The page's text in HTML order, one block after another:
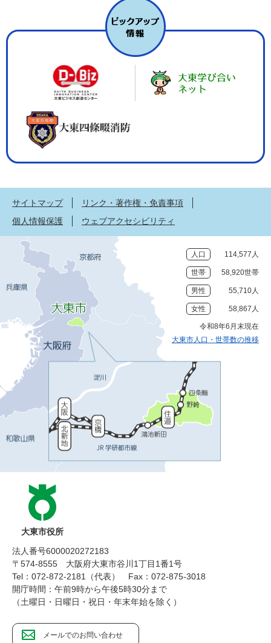
サイトマップ
リンク・著作権・免責事項
個人情報保護
ウェブアクセシビリティ
人口 114,577人
世帯 58,920世帯
男性 55,710人
女性 58,867人
令和8年6月末現在
大東市人口・世帯数の推移
大東市役所
法人番号6000020272183
〒574-8555 大阪府大東市谷川1丁目1番1号
Tel：072-872-2181（代表）
Fax：072-875-3018
開庁時間：午前9時から午後5時30分まで
（土曜日・日曜日・祝日・年末年始を除く）
メールでのお問い合わせ